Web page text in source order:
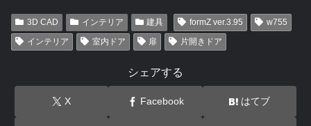
3D CAD インテリア 建具 formZ ver.3.95
w755
インテリア
室内ドア 扉 片開きドア
シェアする
X Facebook はてブ